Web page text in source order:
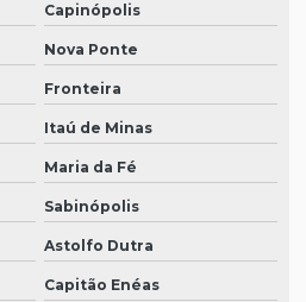
Capinópolis
Nova Ponte
Fronteira
Itaú de Minas
Maria da Fé
Sabinópolis
Astolfo Dutra
Capitão Enéas